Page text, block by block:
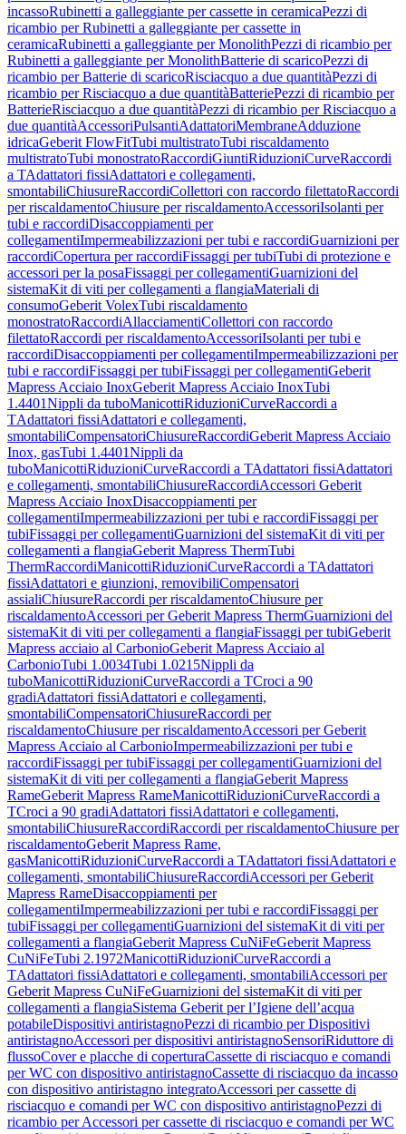
incassoRubinetti a galleggiante per cassette in ceramicaPezzi di
ricambio per Rubinetti a galleggiante per cassette in
ceramicaRubinetti a galleggiante per MonolithPezzi di ricambio per
Rubinetti a galleggiante per MonolithBatterie di scaricoPezzi di
ricambio per Batterie di scaricoRisciacquo a due quantitàPezzi di
ricambio per Risciacquo a due quantitàBatteriePezzi di ricambio per
BatterieRisciacquo a due quantitàPezzi di ricambio per Risciacquo a
due quantitàAccessoriPulsantiAdattatoriMembraneAdduzione
idricaGeberit FlowFitTubi multistratoTubi riscaldamento
multistratoTubi monostratoRaccordiGiuntiRiduzioniCurveRaccordi
a TAdattatori fissiAdattatori e collegamenti,
smontabiliChiusureRaccordiCollettori con raccordo filettatoRaccordi
per riscaldamentoChiusure per riscaldamentoAccessoriIsolanti per
tubi e raccordiDisaccoppiamenti per
collegamentiImpermeabilizzazioni per tubi e raccordiGuarnizioni per
raccordiCopertura per raccordiFissaggi per tubiTubi di protezione e
accessori per la posaFissaggi per collegamentiGuarnizioni del
sistemaKit di viti per collegamenti a flangiaMateriali di
consumoGeberit VolexTubi riscaldamento
monostratoRaccordiAllacciamentiCollettori con raccordo
filettatoRaccordi per riscaldamentoAccessoriIsolanti per tubi e
raccordiDisaccoppiamenti per collegamentiImpermeabilizzazioni per
tubi e raccordiFissaggi per tubiFissaggi per collegamentiGeberit
Mapress Acciaio InoxGeberit Mapress Acciaio InoxTubi
1.4401Nippli da tuboManicottiRiduzioniCurveRaccordi a
TAdattatori fissiAdattatori e collegamenti,
smontabiliCompensatoriChiusureRaccordiGeberit Mapress Acciaio
Inox, gasTubi 1.4401Nippli da
tuboManicottiRiduzioniCurveRaccordi a TAdattatori fissiAdattatori
e collegamenti, smontabiliChiusureRaccordiAccessori Geberit
Mapress Acciaio InoxDisaccoppiamenti per
collegamentiImpermeabilizzazioni per tubi e raccordiFissaggi per
tubiFissaggi per collegamentiGuarnizioni del sistemaKit di viti per
collegamenti a flangiaGeberit Mapress ThermTubi
ThermRaccordiManicottiRiduzioniCurveRaccordi a TAdattatori
fissiAdattatori e giunzioni, removibiliCompensatori
assialiChiusureRaccordi per riscaldamentoChiusure per
riscaldamentoAccessori per Geberit Mapress ThermGuarnizioni del
sistemaKit di viti per collegamenti a flangiaFissaggi per tubiGeberit
Mapress acciaio al CarbonioGeberit Mapress Acciaio al
CarbonioTubi 1.0034Tubi 1.0215Nippli da
tuboManicottiRiduzioniCurveRaccordi a TCroci a 90
gradiAdattatori fissiAdattatori e collegamenti,
smontabiliCompensatoriChiusureRaccordi per
riscaldamentoChiusure per riscaldamentoAccessori per Geberit
Mapress Acciaio al CarbonioImpermeabilizzazioni per tubi e
raccordiFissaggi per tubiFissaggi per collegamentiGuarnizioni del
sistemaKit di viti per collegamenti a flangiaGeberit Mapress
RameGeberit Mapress RameManicottiRiduzioniCurveRaccordi a
TCroci a 90 gradiAdattatori fissiAdattatori e collegamenti,
smontabiliChiusureRaccordiRaccordi per riscaldamentoChiusure per
riscaldamentoGeberit Mapress Rame,
gasManicottiRiduzioniCurveRaccordi a TAdattatori fissiAdattatori e
collegamenti, smontabiliChiusureRaccordiAccessori per Geberit
Mapress RameDisaccoppiamenti per
collegamentiImpermeabilizzazioni per tubi e raccordiFissaggi per
tubiFissaggi per collegamentiGuarnizioni del sistemaKit di viti per
collegamenti a flangiaGeberit Mapress CuNiFeGeberit Mapress
CuNiFeTubi 2.1972ManicottiRiduzioniCurveRaccordi a
TAdattatori fissiAdattatori e collegamenti, smontabiliAccessori per
Geberit Mapress CuNiFeGuarnizioni del sistemaKit di viti per
collegamenti a flangiaSistema Geberit per l’Igiene dell’acqua
potabileDispositivi antiristagnoPezzi di ricambio per Dispositivi
antiristagnoAccessori per dispositivi antiristagnoSensoriRiduttore di
flussoCover e placche di coperturaCassette di risciacquo e comandi
per WC con dispositivo antiristagnoCassette di risciacquo da incasso
con dispositivo antiristagno integratoAccessori per cassette di
risciacquo e comandi per WC con dispositivo antiristagnoPezzi di
ricambio per Accessori per cassette di risciacquo e comandi per WC